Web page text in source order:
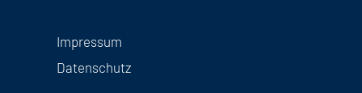
Impressum
Datenschutz